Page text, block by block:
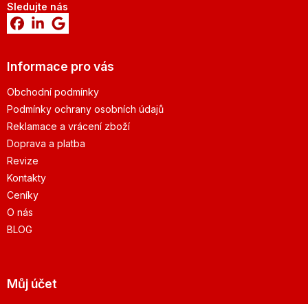
Sledujte nás
Informace pro vás
Obchodní podmínky
Podmínky ochrany osobních údajů
Reklamace a vrácení zboží
Doprava a platba
Revize
Kontakty
Ceníky
O nás
BLOG
Můj účet